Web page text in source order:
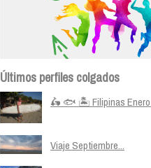
Últimos perfiles colgados
🛵 🐟 🏝️ Filipinas Enero
Viaje Septiembre...